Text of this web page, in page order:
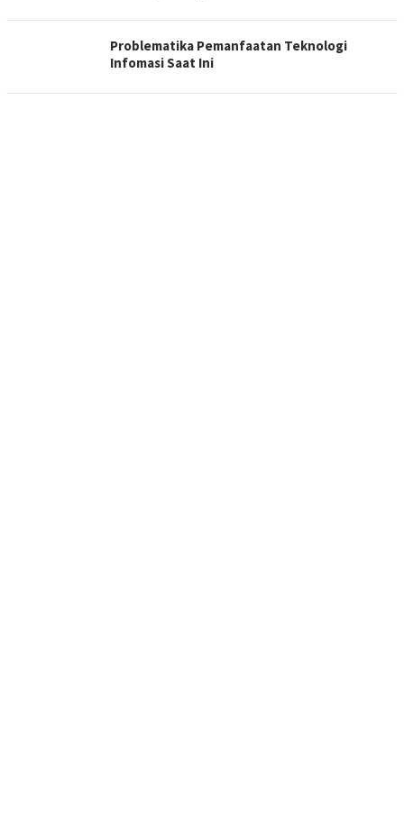
Problematika Pemanfaatan Teknologi
Infomasi Saat Ini